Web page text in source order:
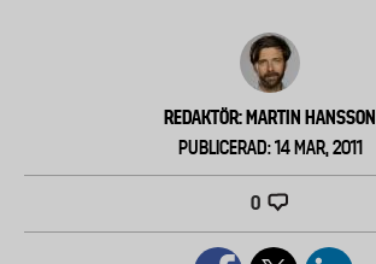
REDAKTÖR: MARTIN HANSSON
PUBLICERAD: 14 MAR, 2011
0